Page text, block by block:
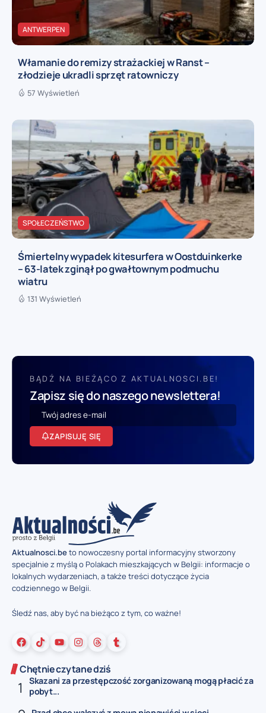
ANTWERPEN
Włamanie do remizy strażackiej w Ranst –
złodzieje ukradli sprzęt ratowniczy
57 Wyświetleń
SPOŁECZEŃSTWO
Śmiertelny wypadek kitesurfera w Oostduinkerke
– 63-latek zginął po gwałtownym podmuchu
wiatru
131 Wyświetleń
BĄDŹ NA BIEŻĄCO Z AKTUALNOSCI.BE!
Zapisz się do naszego newslettera!
ZAPISUJĘ SIĘ
Aktualnosci.beto nowoczesny portal informacyjny stworzony
specjalnie z myślą o Polakach mieszkających w Belgii: informacje o
lokalnych wydarzeniach, a także treści dotyczące życia
codziennego w Belgii.
Śledź nas, aby być na bieżąco z tym, co ważne!
Chętnie czytane dziś
Skazani za przestępczość zorganizowaną mogą płacić za
pobyt...